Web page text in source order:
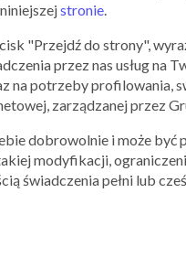
stronie.
"Przejdź do strony",
przez nas usług na
na potrzeby profilowania,
zarządzanej przez
dobrowolnie i może być
modyfikacji,
świadczenia pełni lub